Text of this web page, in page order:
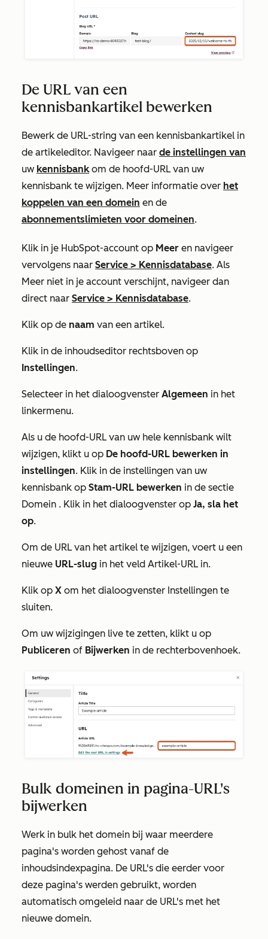
De URL van een
kennisbankartikel bewerken
Bewerk de URL-string van een kennisbankartikel in
de artikeleditor. Navigeer naar de instellingen van
uw kennisbankom de hoofd-URL van uw
kennisbank te wijzigen. Meer informatie over het
koppelen van een domein en de
abonnementslimieten voor domeinen.
Klik in je HubSpot-account op Meer en navigeer
vervolgens naar Service > Kennisdatabase. Als
Meer niet in je account verschijnt, navigeer dan
direct naar Service > Kennisdatabase.
Klik op de naam van een artikel.
Klik in de inhoudseditor rechtsboven op
Instellingen.
Selecteer in het dialoogvenster Algemeen in het
linkermenu.
Als u de hoofd-URL van uw hele kennisbank wilt
wijzigen, klikt u op De hoofd-URL bewerken in
instellingen. Klik in de instellingen van uw
kennisbank op Stam-URL bewerken in de sectie
Domein . Klik in het dialoogvenster op Ja, sla het
op.
Om de URL van het artikel te wijzigen, voert u een
nieuwe URL-slug in het veld Artikel-URL in.
Klik op X om het dialoogvenster Instellingen te
sluiten.
Om uw wijzigingen live te zetten, klikt u op
Publiceren of Bijwerken in de rechterbovenhoek.
Bulk domeinen in pagina-URL's
bijwerken
Werk in bulk het domein bij waar meerdere
pagina's worden gehost vanaf de
inhoudsindexpagina. De URL's die eerder voor
deze pagina's werden gebruikt, worden
automatisch omgeleid naar de URL's met het
nieuwe domein.